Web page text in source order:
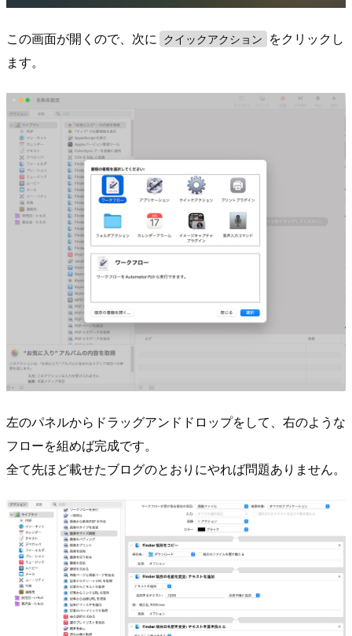
この画面が開くので、次に クイックアクション
をクリックし
ます。
左のパネルからドラッグアンドドロップをして、右のような
フローを組めば完成です。
全て先ほど載せたブログのとおりにやれば問題ありません。